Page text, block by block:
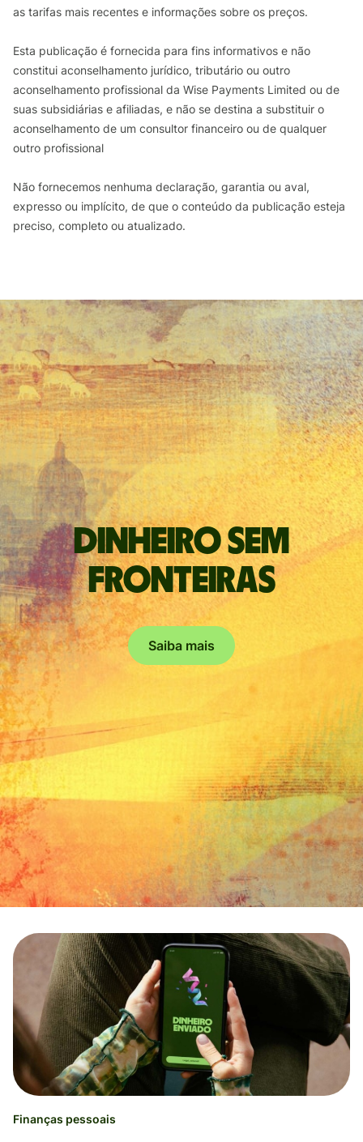
as tarifas mais recentes e informações sobre os preços.
Esta publicação é fornecida para fins informativos e não
constitui aconselhamento jurídico, tributário ou outro
aconselhamento profissional da Wise Payments Limited ou de
suas subsidiárias e afiliadas, e não se destina a substituir o
aconselhamento de um consultor financeiro ou de qualquer
outro profissional
Não fornecemos nenhuma declaração, garantia ou aval,
expresso ou implícito, de que o conteúdo da publicação esteja
preciso, completo ou atualizado.
Dinheiro sem
fronteiras
Saiba mais
Finanças pessoais